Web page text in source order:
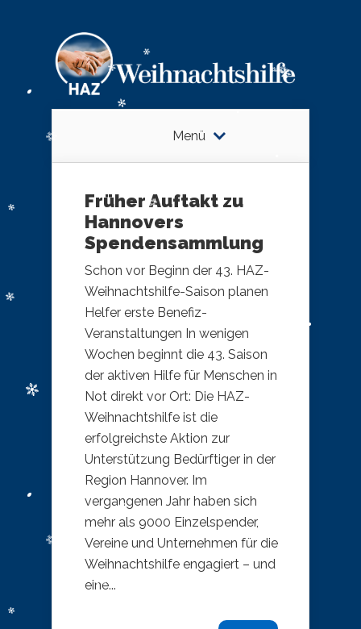
Menü
Früher Auftakt zu
Hannovers
Spendensammlung
Schon vor Beginn der 43. HAZ-
Weihnachtshilfe-Saison planen
Helfer erste Benefiz-
Veranstaltungen In wenigen
Wochen beginnt die 43. Saison
der aktiven Hilfe für Menschen in
Not direkt vor Ort: Die HAZ-
Weihnachtshilfe ist die
erfolgreichste Aktion zur
Unterstützung Bedürftiger in der
Region Hannover. Im
vergangenen Jahr haben sich
mehr als 9000 Einzelspender,
Vereine und Unternehmen für die
Weihnachtshilfe engagiert – und
eine...